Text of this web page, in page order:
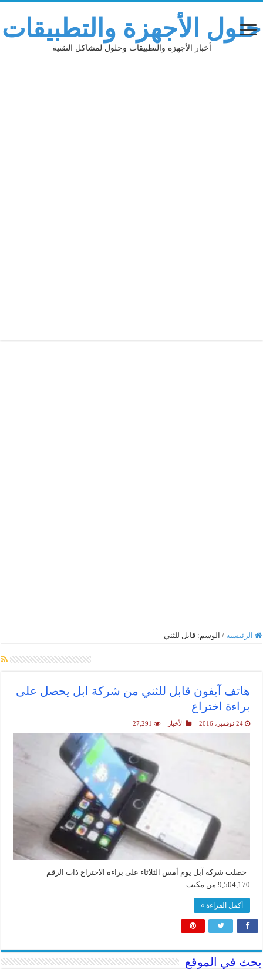
حلول الأجهزة والتطبيقات
أخبار الأجهزة والتطبيقات وحلول لمشاكل التقنية
الرئيسية / الوسم: قابل للثني
هاتف آيفون قابل للثني من شركة ابل يحصل على
براءة اختراع
24 نوفمبر، 2016 الأخبار 27,291
حصلت شركة آبل يوم أمس الثلاثاء على براءة الاختراع ذات الرقم
9,504,170 من مكتب …
أكمل القراءة »
بحث في الموقع